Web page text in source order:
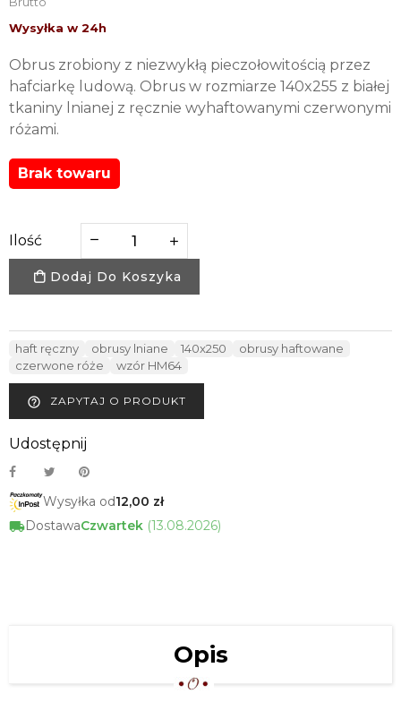
Obrus zrobiony z niezwykłą pieczołowitością przez
hafciarkę ludową. Obrus w rozmiarze 140x255 z białej
tkaniny lnianej z ręcznie wyhaftowanymi czerwonymi
różami.
Brak towaru
Ilość
Dodaj Do Koszyka
haft ręczny obrusy lniane 140x250
obrusy haftowane
czerwone róże
wzór HM64
help_outline ZAPYTAJ O PRODUKT
Udostępnij
Wysyłka od12,00 zł
DostawaCzwartek (13.08.2026)
Opis